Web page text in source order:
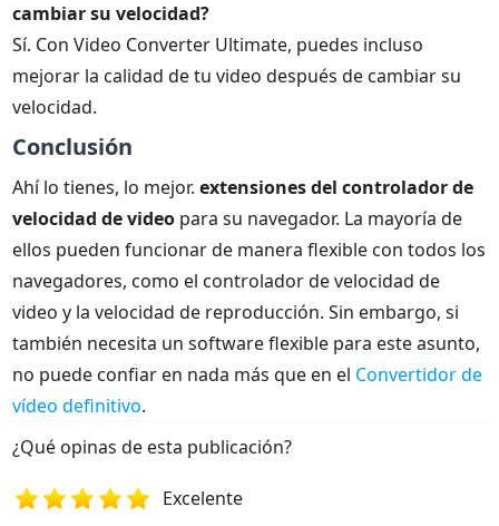
cambiar su velocidad?
Sí. Con Video Converter Ultimate, puedes incluso
mejorar la calidad de tu video después de cambiar su
velocidad.
Conclusión
Ahí lo tienes, lo mejor.extensiones del controlador de
velocidad de video para su navegador. La mayoría de
ellos pueden funcionar de manera flexible con todos los
navegadores, como el controlador de velocidad de
video y la velocidad de reproducción. Sin embargo, si
también necesita un software flexible para este asunto,
no puede confiar en nada más que en el Convertidor de
vídeo definitivo.
¿Qué opinas de esta publicación?
Excelente